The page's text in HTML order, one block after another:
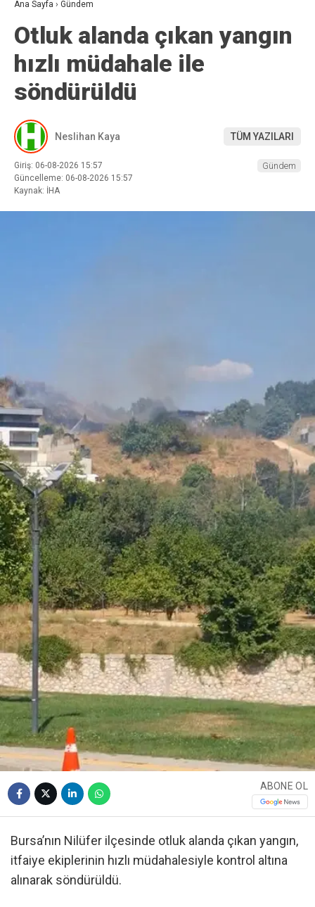
Ana Sayfa › Gündem
Otluk alanda çıkan yangın
hızlı müdahale ile
söndürüldü
Neslihan Kaya TÜM YAZILARI
Giriş: 06-08-2026 15:57
Güncelleme: 06-08-2026 15:57
Kaynak: İHA
Gündem
ABONE OL
Bursa’nın Nilüfer ilçesinde otluk alanda çıkan yangın,
itfaiye ekiplerinin hızlı müdahalesiyle kontrol altına
alınarak söndürüldü.